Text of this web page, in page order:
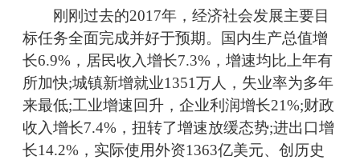
刚刚过去的2017年，经济社会发展主要目
标任务全面完成并好于预期。国内生产总值增
长6.9%，居民收入增长7.3%，增速均比上年有
所加快;城镇新增就业1351万人，失业率为多年
来最低;工业增速回升，企业利润增长21%;财政
收入增长7.4%，扭转了增速放缓态势;进出口增
长14.2%，实际使用外资1363亿美元、创历史